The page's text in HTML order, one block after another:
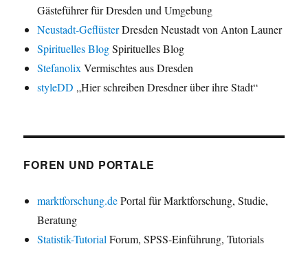
Gästeführer für Dresden und Umgebung
Neustadt-GeflüsterDresden Neustadt von Anton Launer
Spirituelles BlogSpirituelles Blog
Stefanolix Vermischtes aus Dresden
styleDD „Hier schreiben Dresdner über ihre Stadt“
FOREN UND PORTALE
marktforschung.dePortal für Marktforschung, Studie,
Beratung
Statistik-Tutorial Forum, SPSS-Einführung, Tutorials